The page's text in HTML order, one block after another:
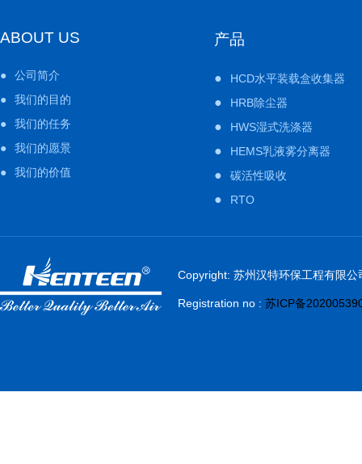
福特变速器加工雾化收集系统I
ABOUT US
●
公司简介
●
我们的目的
●
我们的任务
●
我们的愿景
●
我们的价值
产品
● HCD水平装载盒收集器
● HRB除尘器
● HWS湿式洗涤器
● HEMS乳液雾分离器
● 碳活性吸收
● RTO
Copyright: 苏州汉特环保工程有限公
Registration no : 苏ICP备